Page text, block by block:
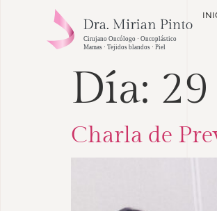
Día:
Charla de